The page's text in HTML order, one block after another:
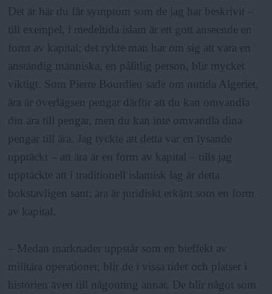
Det är här du får symptom som de jag har beskrivit –
till exempel, i medeltida islam är ett gott anseende en
form av kapital; det rykte man har om sig att vara en
anständig människa, en pålitlig person, blir mycket
viktigt. Som Pierre Bourdieu sade om nutida Algeriet,
ära är överlägsen pengar därför att du kan omvandla
din ära till pengar, men du kan inte omvandla dina
pengar till ära. Jag tyckte att detta var en lysande
upptäckt – att ära är en form av kapital – tills jag
upptäckte att i traditionell islamisk lag är detta
bokstavligen sant: ära är juridiskt erkänt som en form
av kapital.
– Medan marknader uppstår som en bieffekt av
militära operationer, blir de i vissa tider och platser i
historien även till någonting annat. De blir något som